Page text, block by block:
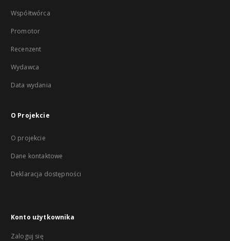
Współtwórca
Promotor
Recenzent
Wydawca
Data wydania
O Projekcie
O projekcie
Dane kontaktowe
Deklaracja dostępności
Konto użytkownika
Zaloguj się